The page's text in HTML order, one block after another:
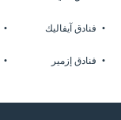
فاكس / صورة
فنادق آيفاليك
فنادق إزمير